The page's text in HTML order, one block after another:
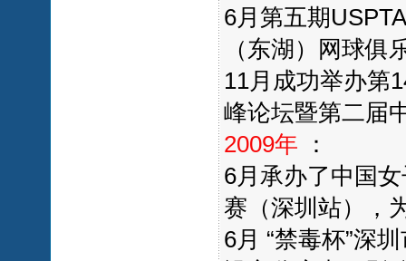
6月第五期
（东湖）网球俱
11月成功举办第
峰论坛暨第二届
2009年
：
6月承办了中国
赛（深圳站），
6月 “禁毒杯”深